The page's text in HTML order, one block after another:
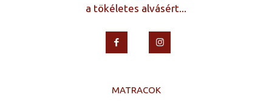
a tökéletes alvásért...
MATRACOK